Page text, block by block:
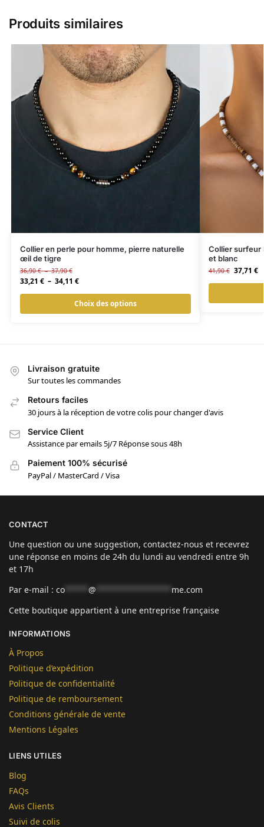
Produits similaires
Collier en perle pour homme, pierre naturelle
œil de tigre
36,90€ – 37,90€
33,21 € – 34,11 €
Choix des options
Collier surfeur
et blanc
41,90€ 37,71 €
Livraison gratuite
Sur toutes les commandes
Retours faciles
30 jours à la réception de votre colis pour changer d'avis
Service Client
Assistance par emails 5j/7 Réponse sous 48h
Paiement 100% sécurisé
PayPal / MasterCard / Visa
CONTACT
Une question ou une suggestion, contactez-nous et recevrez
une réponse en moins de 24h du lundi au vendredi entre 9h
et 17h
Par e-mail : co @
me.com
Cette boutique appartient à une entreprise française
INFORMATIONS
À Propos
Politique d’expédition
Politique de confidentialité
Politique de remboursement
Conditions générale de vente
Mentions Légales
LIENS UTILES
Blog
FAQs
Avis Clients
Suivi de colis